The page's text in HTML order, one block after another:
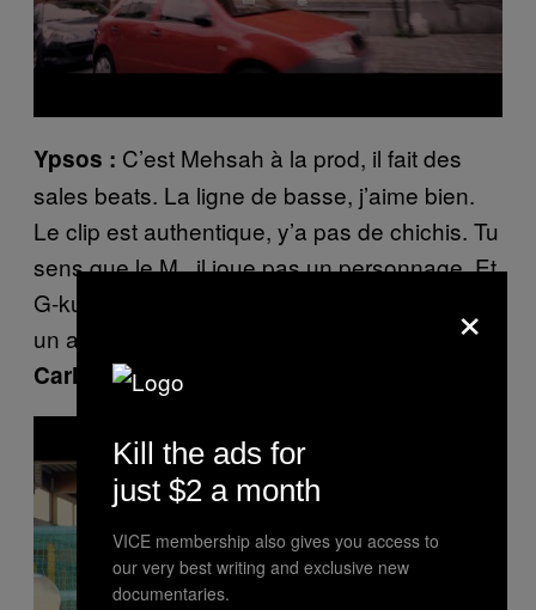
Ypsos : C’est Mehsah à la prod, il fait des
sales beats. La ligne de basse, j’aime bien.
Le clip est authentique, y’a pas de chichis. Tu
sens que le M., il joue pas un personnage. Et
G-kuts Pestar (crédité dans le clip, ndlr) c’est
un ancien des Marolles, dédicace à lui !
Carlsberg Slim :
a
v
i
d
e
o
×
Kill the ads for
just $2 a month
VICE membership also gives you access to
our very best writing and exclusive new
documentaries.